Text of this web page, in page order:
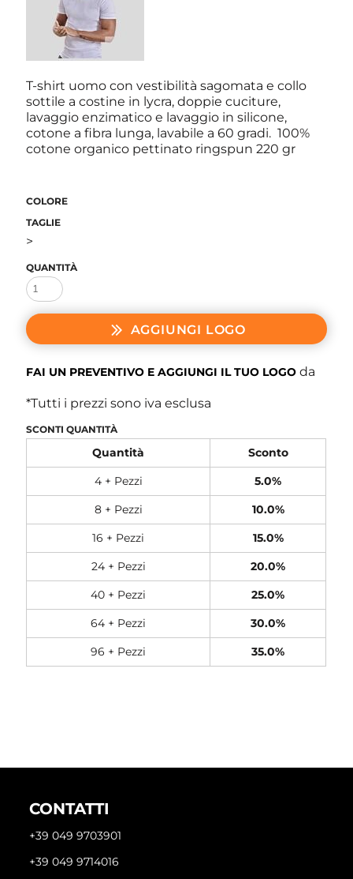
T-shirt uomo con vestibilità sagomata e collo
sottile a costine in lycra, doppie cuciture,
lavaggio enzimatico e lavaggio in silicone,
cotone a fibra lunga, lavabile a 60 gradi. 100%
cotone organico pettinato ringspun 220 gr
COLORE
TAGLIE
>
QUANTITÀ
AGGIUNGI LOGO
FAI UN PREVENTIVO E AGGIUNGI IL TUO LOGO da
*Tutti i prezzi sono iva esclusa
SCONTI QUANTITÀ
Quantità
Sconto
4 + Pezzi
5.0%
8 + Pezzi
10.0%
16 + Pezzi
15.0%
24 + Pezzi
20.0%
40 + Pezzi
25.0%
64 + Pezzi
30.0%
96 + Pezzi
35.0%
CONTATTI
+39 049 9703901
+39 049 9714016